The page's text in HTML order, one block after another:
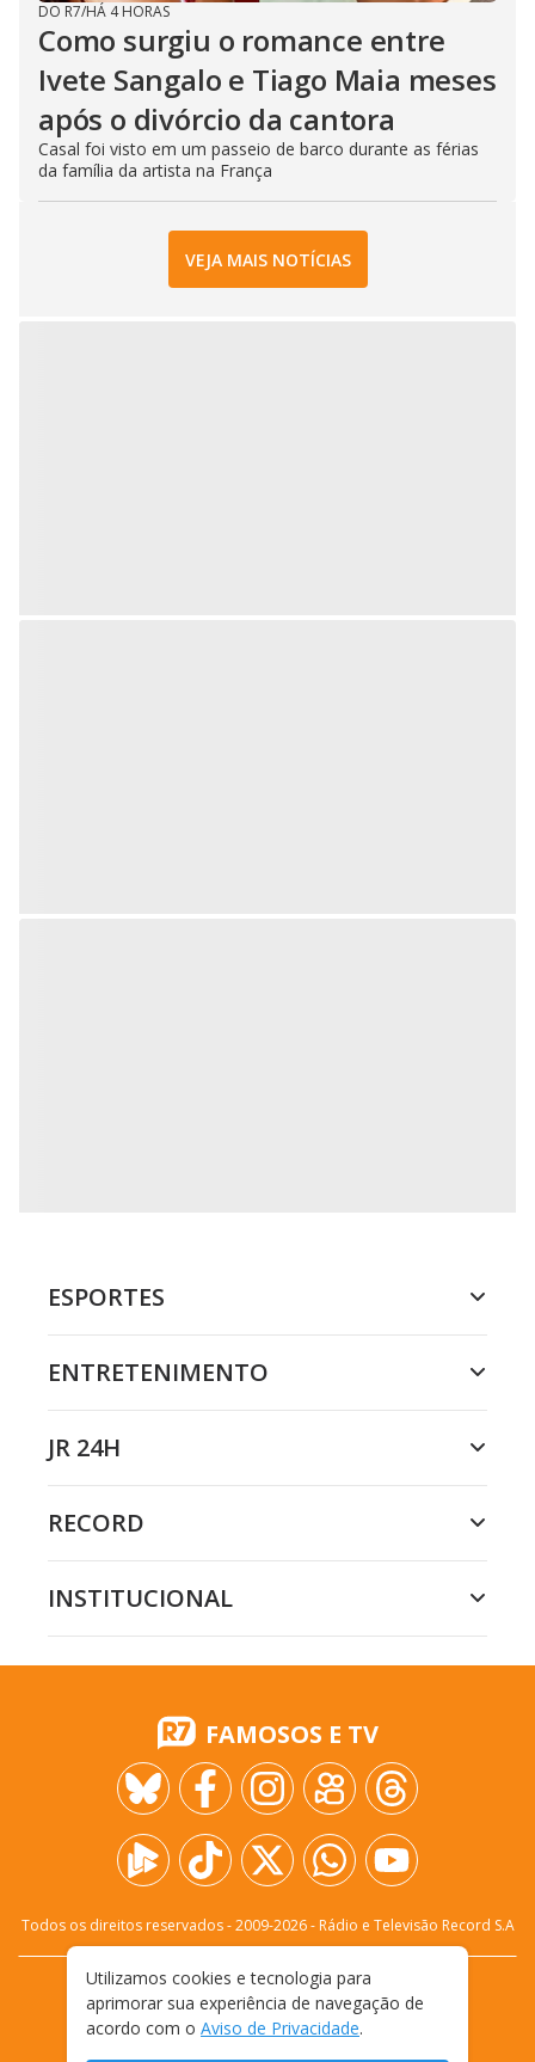
DO R7/HÁ 4 HORAS
Como surgiu o romance entre
Ivete Sangalo e Tiago Maia meses
após o divórcio da cantora
Casal foi visto em um passeio de barco durante as férias
da família da artista na França
VEJA MAIS NOTÍCIAS
ESPORTES
ENTRETENIMENTO
JR 24H
RECORD
INSTITUCIONAL
FAMOSOS E TV
Todos os direitos reservados - 2009-2026- Rádio e Televisão Record S.A
FALE CONOSCO
PRIVACIDADE
TERMOS E CONDIÇÕES DE USO
Utilizamos cookies e tecnologia para
aprimorar sua experiência de navegação de
acordo com o Aviso de Privacidade.